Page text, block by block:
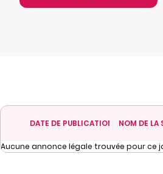
DATE DE PUBLICATION NOM DE LA
Aucune annonce légale trouvée pour ce